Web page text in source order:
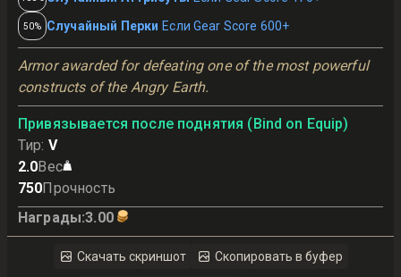
50% Случайный Перки Если Gear Score 600+
Armor awarded for defeating one of the most powerful
constructs of the Angry Earth.
Привязывается после поднятия (Bind on Equip)
Тир: V
2.0Вес
750Прочность
Награды:3.00
Скачать скриншот Скопировать в буфер